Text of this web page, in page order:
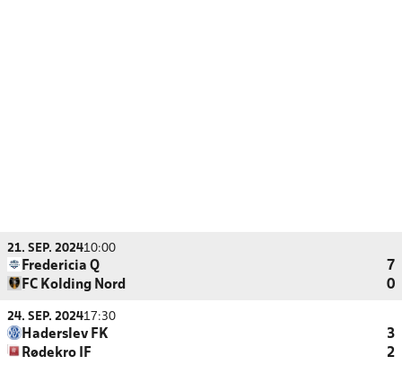
21. SEP. 202410:00
Fredericia Q
7
FC Kolding Nord
0
24. SEP. 202417:30
Haderslev FK
3
Rødekro IF
2